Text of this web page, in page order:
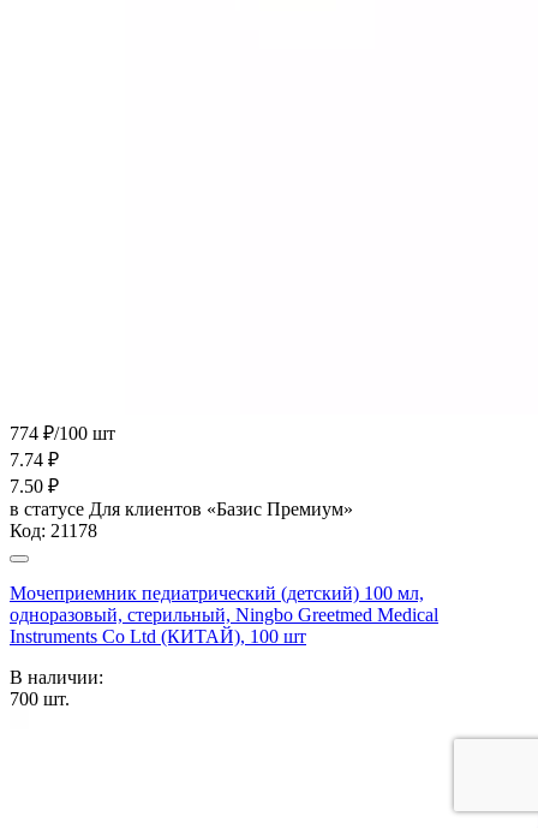
774 ₽/100 шт
7.74 ₽
7.50 ₽
в статусе Для клиентов «Базис Премиум»
Код: 21178
Мочеприемник педиатрический (детский) 100 мл,
одноразовый, стерильный, Ningbo Greetmed Medical
Instruments Co Ltd (КИТАЙ), 100 шт
В наличии:
700 шт.